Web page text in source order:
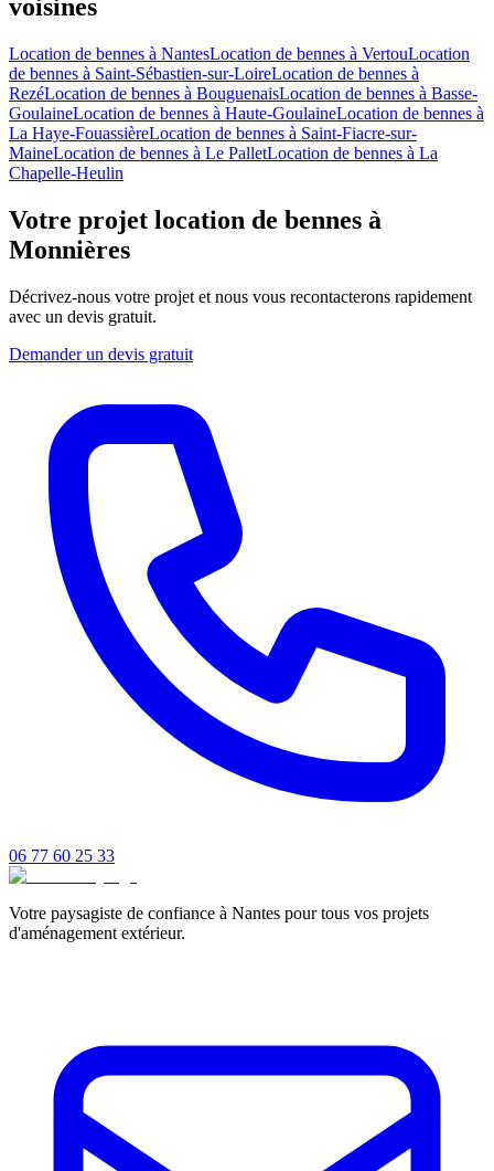
voisines
Location de bennes à NantesLocation de bennes à VertouLocation
de bennes à Saint-Sébastien-sur-LoireLocation de bennes à
RezéLocation de bennes à BouguenaisLocation de bennes à Basse-
GoulaineLocation de bennes à Haute-GoulaineLocation de bennes à
La Haye-FouassièreLocation de bennes à Saint-Fiacre-sur-
MaineLocation de bennes à Le PalletLocation de bennes à La
Chapelle-Heulin
Votre projet location de bennes à
Monnières
Décrivez-nous votre projet et nous vous recontacterons rapidement
avec un devis gratuit.
Demander un devis gratuit
06 77 60 25 33
Votre paysagiste de confiance à Nantes pour tous vos projets
d'aménagement extérieur.